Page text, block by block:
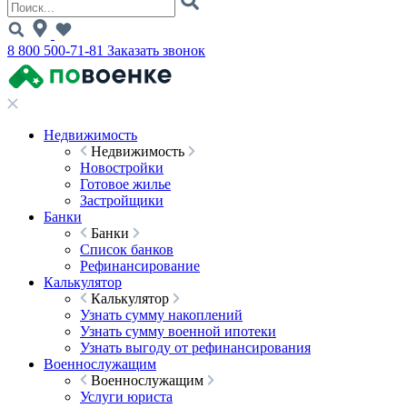
8 800 500-71-81 Заказать звонок
Недвижимость
Недвижимость
Новостройки
Готовое жилье
Застройщики
Банки
Банки
Список банков
Рефинансирование
Калькулятор
Калькулятор
Узнать сумму накоплений
Узнать сумму военной ипотеки
Узнать выгоду от рефинансирования
Военнослужащим
Военнослужащим
Услуги юриста